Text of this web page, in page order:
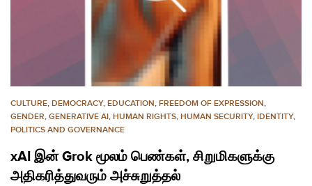
CULTURE, DEMOCRACY, EDUCATION, FREEDOM OF EXPRESSION,
GENDER, GENERATIVE AI, HUMAN RIGHTS, HUMAN SECURITY, IDENTITY,
POLITICS AND GOVERNANCE
xAI இன் Grok மூலம் பெண்கள், சிறுமிகளுக்கு
அதிகரித்துவரும் அச்சுறுத்தல்